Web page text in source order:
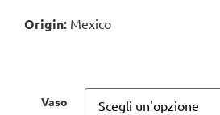
Origin: Mexico
Vaso